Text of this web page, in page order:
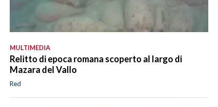
MULTIMEDIA
Relitto di epoca romana scoperto al largo di
Mazara del Vallo
Red